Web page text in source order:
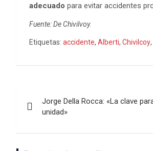
adecuado para evitar accidentes
Fuente: De Chivilvoy.
Etiquetas: accidente, Alberti, Chivilcoy,
Jorge Della Rocca: «La clave
unidad»